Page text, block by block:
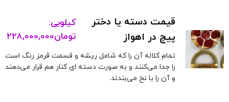
قیمت دسته یا دختر
پیچ در اهواز
کیلویی:
تومان228,000,000
تمام کلاله آن را که شامل ریشه و قسمت قرمز رنگ است
را جدا می‌کنند و به صورت دسته ای کنار هم قرار می‌دهند
و آن را با نخ می‌بندند.